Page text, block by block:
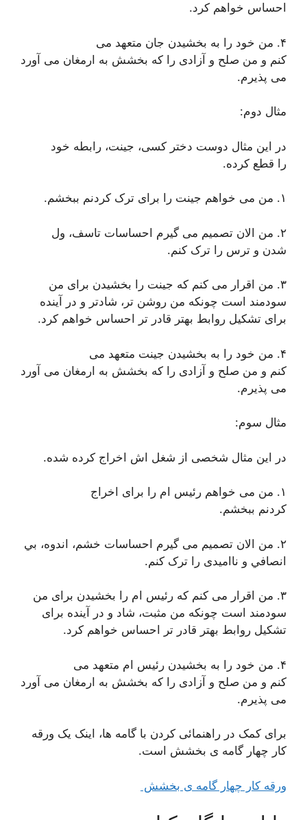
احساس خواهم کرد.
۴. من خود را به بخشیدن جان متعهد می
کنم و من صلح و آزادی را که بخشش به ارمغان می آورد
می پذیرم.
مثال دوم:
در این مثال دوست دختر کسی، جینت، رابطه خود
را قطع کرده.
۱. من می خواهم جینت را برای ترک کردنم ببخشم.
۲. من الان تصمیم می گیرم احساسات تاسف، ول
شدن و ترس را ترک کنم.
۳. من اقرار می کنم که جینت را بخشیدن برای من
سودمند است چونکه من روشن تر، شادتر و در آینده
برای تشکیل روابط بهتر قادر تر احساس خواهم کرد.
۴. من خود را به بخشیدن جینت متعهد می
کنم و من صلح و آزادی را که بخشش به ارمغان می آورد
می پذیرم.
مثال سوم:
در این مثال شخصی از شغل اش اخراج کرده شده.
۱. من می خواهم رئیس ام را برای اخراج
کردنم ببخشم.
۲. من الان تصمیم می گیرم احساسات خشم، اندوه، بي
انصافي و ناامیدی را ترک کنم.
۳. من اقرار می کنم که رئیس ام را بخشیدن برای من
سودمند است چونکه من مثبت، شاد و در آینده برای
تشکیل روابط بهتر قادر تر احساس خواهم کرد.
۴. من خود را به بخشیدن رئیس ام متعهد می
کنم و من صلح و آزادی را که بخشش به ارمغان می آورد
می پذیرم.
برای کمک در راهنمائی کردن با گامه ها، اینک یک ورقه
کار چهار گامه ی بخشش است.
ورقه کار چهار گامه ی بخشش